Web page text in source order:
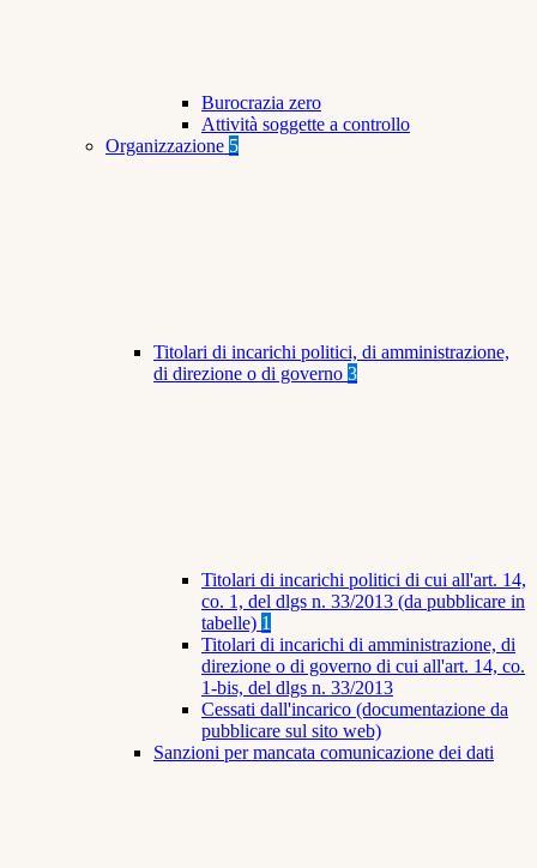
Burocrazia zero
Attività soggette a controllo
Organizzazione 5
Titolari di incarichi politici, di amministrazione,
di direzione o di governo 3
Titolari di incarichi politici di cui all'art. 14,
co. 1, del dlgs n. 33/2013 (da pubblicare in
tabelle) 1
Titolari di incarichi di amministrazione, di
direzione o di governo di cui all'art. 14, co.
1-bis, del dlgs n. 33/2013
Cessati dall'incarico (documentazione da
pubblicare sul sito web)
Sanzioni per mancata comunicazione dei dati